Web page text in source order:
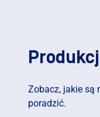
Zobacz, jakie są
poradzić.